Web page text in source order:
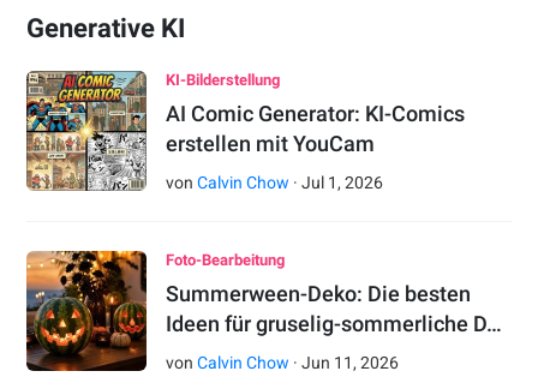
Generative KI
KI-Bilderstellung
AI Comic Generator: KI-Comics
erstellen mit YouCam
vonCalvin Chow ·Jul 1,2026
Foto-Bearbeitung
Summerween-Deko: Die besten
Ideen für gruselig-sommerliche D…
vonCalvin Chow ·Jun 11,2026